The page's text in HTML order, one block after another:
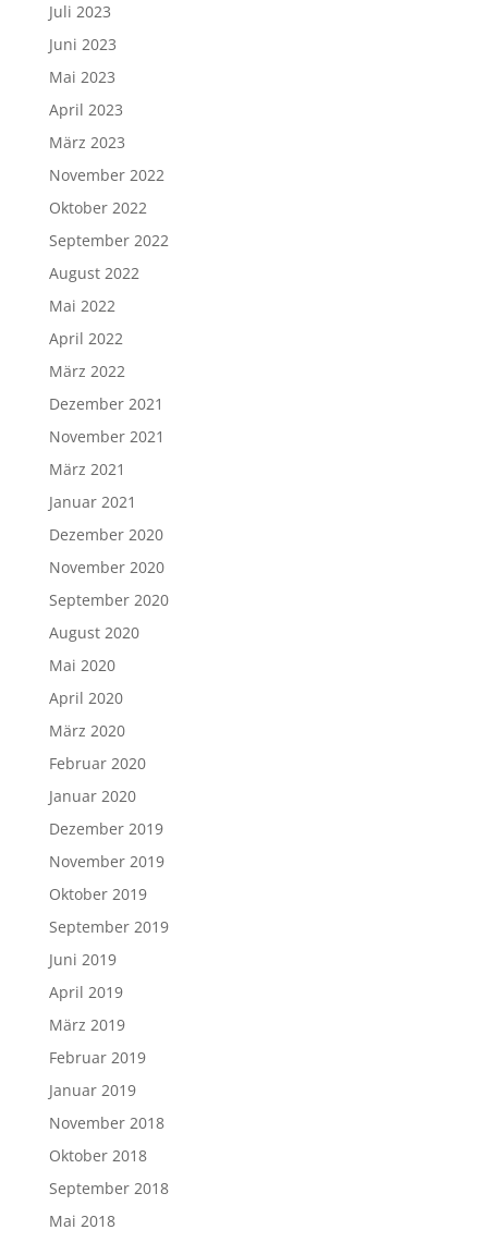
Juli 2023
Juni 2023
Mai 2023
April 2023
März 2023
November 2022
Oktober 2022
September 2022
August 2022
Mai 2022
April 2022
März 2022
Dezember 2021
November 2021
März 2021
Januar 2021
Dezember 2020
November 2020
September 2020
August 2020
Mai 2020
April 2020
März 2020
Februar 2020
Januar 2020
Dezember 2019
November 2019
Oktober 2019
September 2019
Juni 2019
April 2019
März 2019
Februar 2019
Januar 2019
November 2018
Oktober 2018
September 2018
Mai 2018